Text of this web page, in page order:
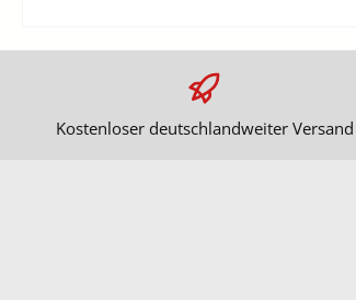
Kostenloser deutschlandweiter Versand